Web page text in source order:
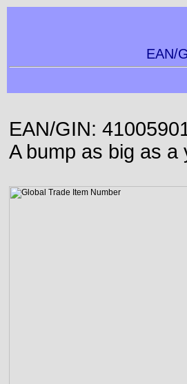
EAN/
EAN/GIN:
A bump as big as